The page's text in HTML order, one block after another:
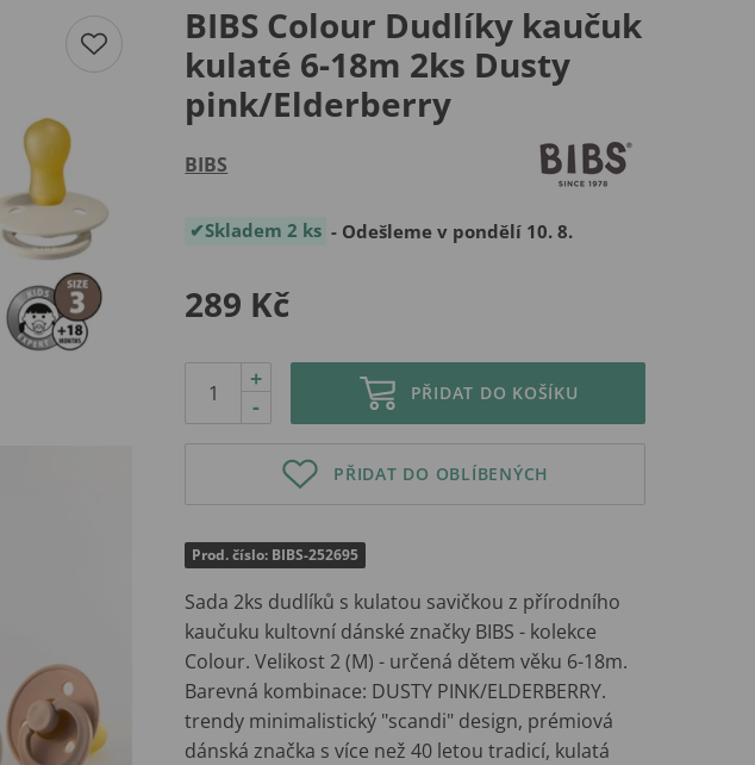
BIBS Colour Dudlíky kaučuk
kulaté 6-18m 2ks Dusty
pink/Elderberry
BIBS
Skladem 2 ks - Odešleme v pondělí 10. 8.
289 Kč
-
+
PŘIDAT DO KOŠÍKU
PŘIDAT DO OBLÍBENÝCH
Prod. číslo: BIBS-252695
Sada 2ks dudlíků s kulatou savičkou z přírodního
kaučuku kultovní dánské značky BIBS - kolekce
Colour. Velikost 2 (M) - určená dětem věku 6-18m.
Barevná kombinace: DUSTY PINK/ELDERBERRY.
trendy minimalistický "scandi" design, prémiová
dánská značka s více než 40 letou tradicí, kulatá